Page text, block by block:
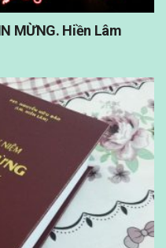
MỪNG. Hiền Lâm